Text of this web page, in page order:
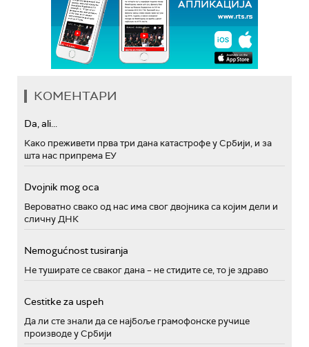
КОМЕНТАРИ
Da, ali...
Како преживети прва три дана катастрофе у Србији, и за
шта нас припрема ЕУ
Dvojnik mog oca
Вероватно свако од нас има свог двојника са којим дели и
сличну ДНК
Nemogućnost tusiranja
Не туширате се сваког дана – не стидите се, то је здраво
Cestitke za uspeh
Да ли сте знали да се најбоље грамофонске ручице
производе у Србији